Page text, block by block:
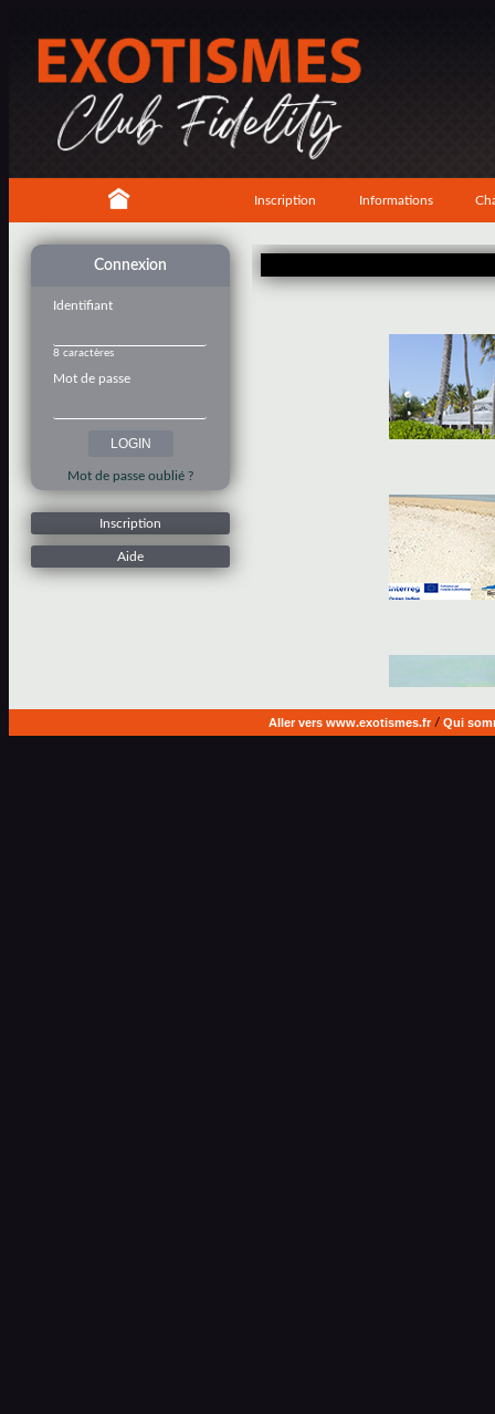
Inscription Informations
Connexion
Identifiant
8 caractères
Mot de passe
Mot de passe oublié ?
Inscription
Aide
Aller vers www.exotismes.fr/ Qui